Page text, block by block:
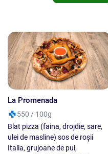
La Promenada
550 / 100g
Blat pizza (faina, drojdie, sare,
ulei de masline) sos de roşii
Italia, grujoane de pui,